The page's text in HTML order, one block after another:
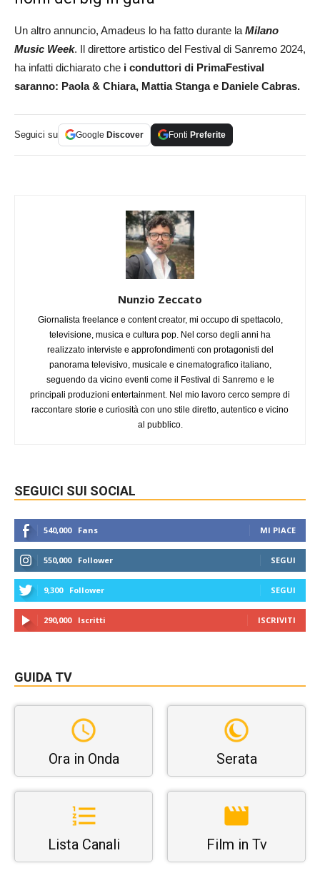
Un altro annuncio, Amadeus lo ha fatto durante la Milano
Music Week. Il direttore artistico del Festival di Sanremo 2024,
ha infatti dichiarato che i conduttori di PrimaFestival
saranno: Paola & Chiara, Mattia Stanga e Daniele Cabras.
Seguici su Google Discover Fonti Preferite
Nunzio Zeccato
Giornalista freelance e content creator, mi occupo di spettacolo,
televisione, musica e cultura pop. Nel corso degli anni ha
realizzato interviste e approfondimenti con protagonisti del
panorama televisivo, musicale e cinematografico italiano,
seguendo da vicino eventi come il Festival di Sanremo e le
principali produzioni entertainment. Nel mio lavoro cerco sempre di
raccontare storie e curiosità con uno stile diretto, autentico e vicino
al pubblico.
SEGUICI SUI SOCIAL
540,000 Fans MI PIACE
550,000 Follower SEGUI
9,300 Follower SEGUI
290,000 Iscritti ISCRIVITI
GUIDA TV
Ora in Onda Serata
Lista Canali Film in Tv